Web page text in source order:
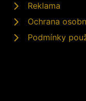
Reklama
Ochrana
Podmínky